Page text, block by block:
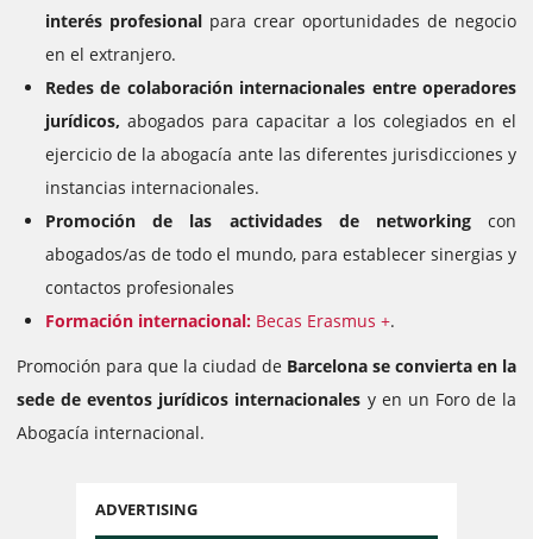
interés profesional para crear oportunidades de negocio
en el extranjero.
Redes de colaboración internacionales entre operadores
jurídicos, abogados para capacitar a los colegiados en el
ejercicio de la abogacía ante las diferentes jurisdicciones y
instancias internacionales.
Promoción de las actividades de networkingcon
abogados/as de todo el mundo, para establecer sinergias y
contactos profesionales
Formación internacional: Becas Erasmus +.
Promoción para que la ciudad de Barcelona se convierta en la
sede de eventos jurídicos internacionales y en un Foro de la
Abogacía internacional.
ADVERTISING